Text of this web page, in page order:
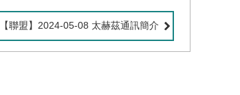
【聯盟】2024-05-08 太赫茲通訊簡介